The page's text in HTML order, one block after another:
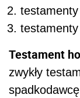
Testament
zwykły